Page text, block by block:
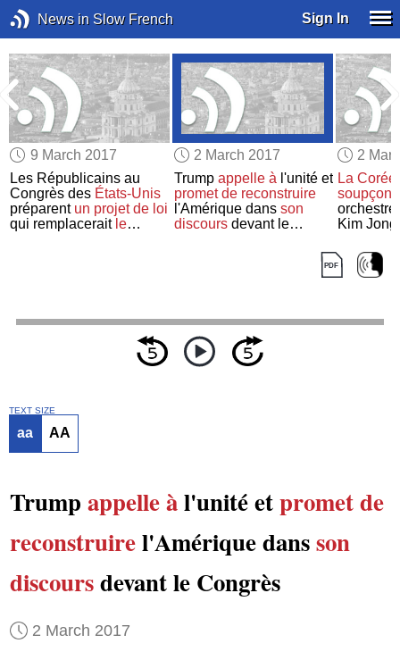
News in Slow French Sign In
9 March 2017
Les Républicains au
Congrès des États-Unis
préparent un projet de loi
qui remplacerait le
2 March 2017
Trump appelle àl'unité et
promet de reconstruire
l'Amérique dans son
discoursdevant le
2
La
Kim
TEXT SIZE
aa AA
Trump appelle àl'unité etpromet de
reconstruirel'Amérique dansson
discoursdevant le Congrès
2 March 2017